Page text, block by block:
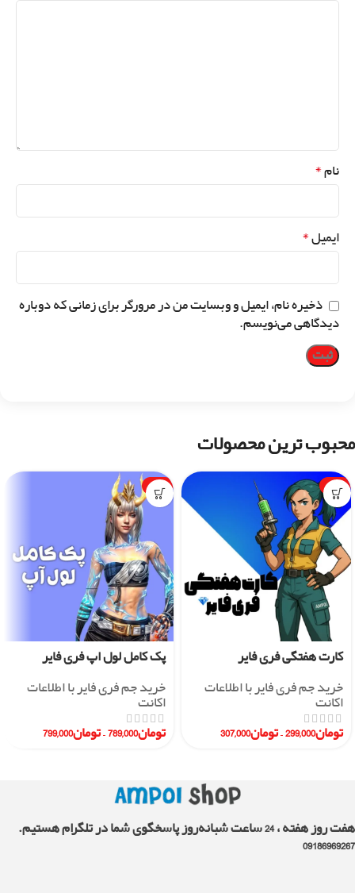
نام*
ایمیل*
ذخیره نام، ایمیل و وبسایت من در مرورگر برای زمانی که دوباره
دیدگاهی می‌نویسم.
محبوب ترین محصولات
-7%
کارت هفتگی فری فایر
خرید جم فری فایر با اطلاعات
اکانت
تومان299,000
–تومان307,000
-1%
پک کامل لول اپ فری فایر
خرید جم فری فایر با اطلاعات
اکانت
تومان789,000
–تومان799,000
هفت روز هفته ، 24 ساعت شبانه‌روز پاسخگوی شما در تلگرام هستیم.
09186969267